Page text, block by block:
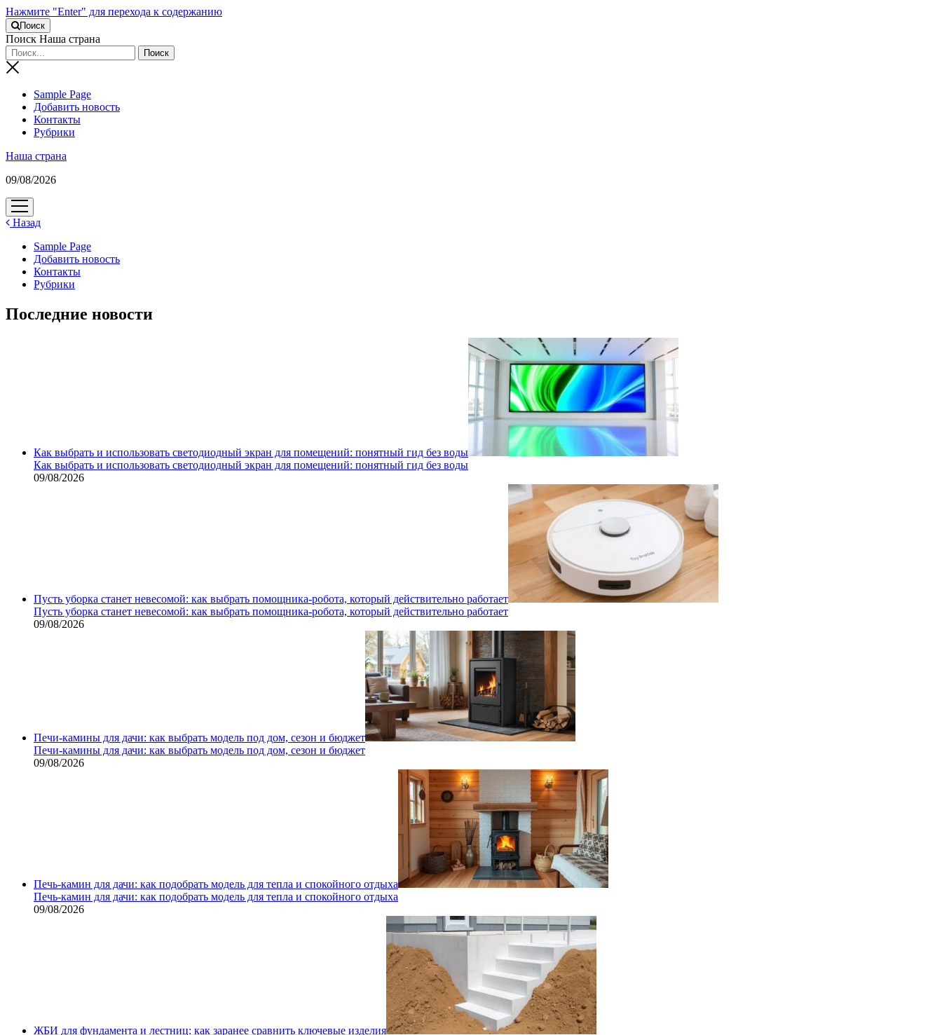
Нажмите "Enter" для перехода к содержанию
Поиск
Поиск Наша страна
Sample Page
Добавить новость
Контакты
Рубрики
Наша страна
09/08/2026
открыть
меню
Назад
Sample Page
Добавить новость
Контакты
Рубрики
Последние новости
Как выбрать и использовать светодиодный экран для помещений: понятный гид без воды
Как выбрать и использовать светодиодный экран для помещений: понятный гид без воды
09/08/2026
Пусть уборка станет невесомой: как выбрать помощника‑робота, который действительно работает
Пусть уборка станет невесомой: как выбрать помощника‑робота, который действительно работает
09/08/2026
Печи-камины для дачи: как выбрать модель под дом, сезон и бюджет
Печи-камины для дачи: как выбрать модель под дом, сезон и бюджет
09/08/2026
Печь-камин для дачи: как подобрать модель для тепла и спокойного отдыха
Печь-камин для дачи: как подобрать модель для тепла и спокойного отдыха
09/08/2026
ЖБИ для фундамента и лестниц: как заранее сравнить ключевые изделия